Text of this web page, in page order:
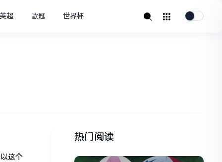
英超 歐冠 世界杯
这个
热门阅读